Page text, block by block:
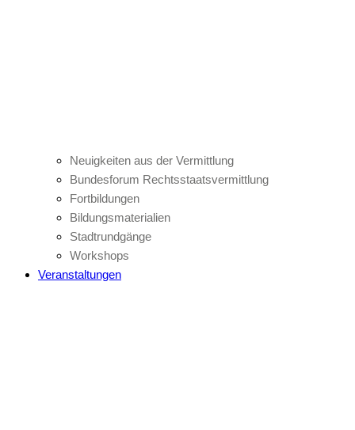
Neuigkeiten aus der Vermittlung
Bundesforum Rechtsstaatsvermittlung
Fortbildungen
Bildungsmaterialien
Stadtrundgänge
Workshops
Veranstaltungen